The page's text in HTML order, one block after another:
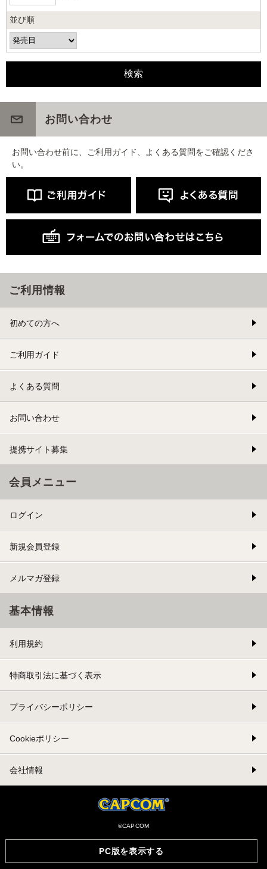
並び順
PC版を表示する
お問い合わせ
お問い合わせ前に、ご利用ガイド、よくある質問をご確認くださ
い。
ご利用情報
初めての方へ
ご利用ガイド
よくある質問
お問い合わせ
提携サイト募集
会員メニュー
ログイン
新規会員登録
メルマガ登録
基本情報
利用規約
特商取引法に基づく表示
プライバシーポリシー
Cookieポリシー
会社情報
©CAPCOM